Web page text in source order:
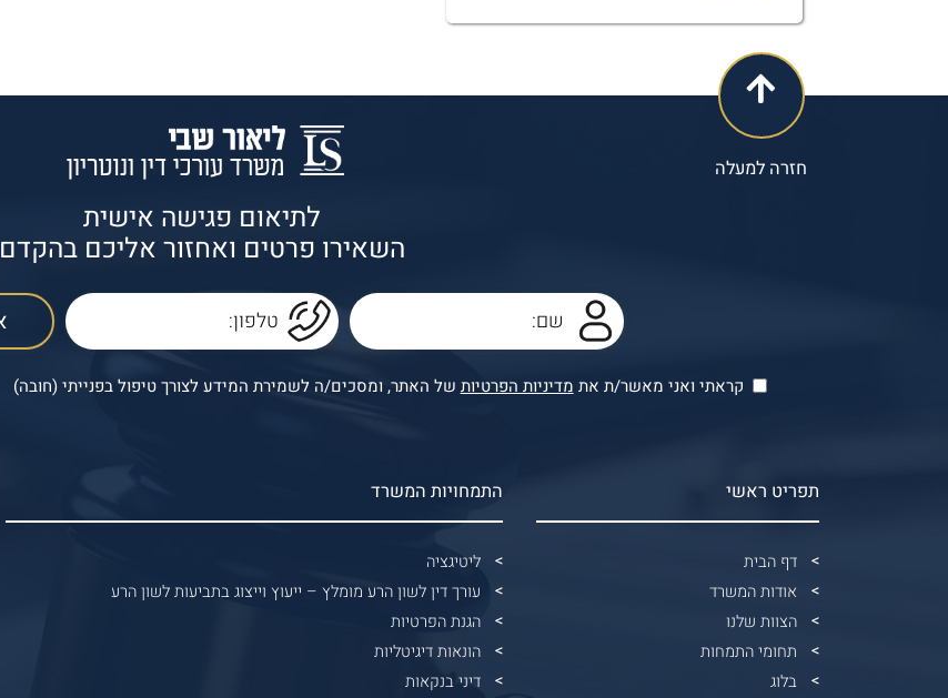
חזרה למעלה
לתיאום פגישה אישית
השאירו פרטים ואחזור אליכם בהקדם
קראתי ואני מאשר/ת את מדיניות הפרטיות של האתר, ומסכים/ה לשמירת המידע לצורך טיפול בפנייתי (חובה)
תפריט ראשי
דף הבית
אודות המשרד
הצוות שלנו
תחומי התמחות
בלוג
התמחויות המשרד
ליטיגציה
עורך דין לשון הרע מומלץ – ייעוץ וייצוג בתביעות לשון הרע
הגנת הפרטיות
הונאות דיגיטליות
דיני בנקאות